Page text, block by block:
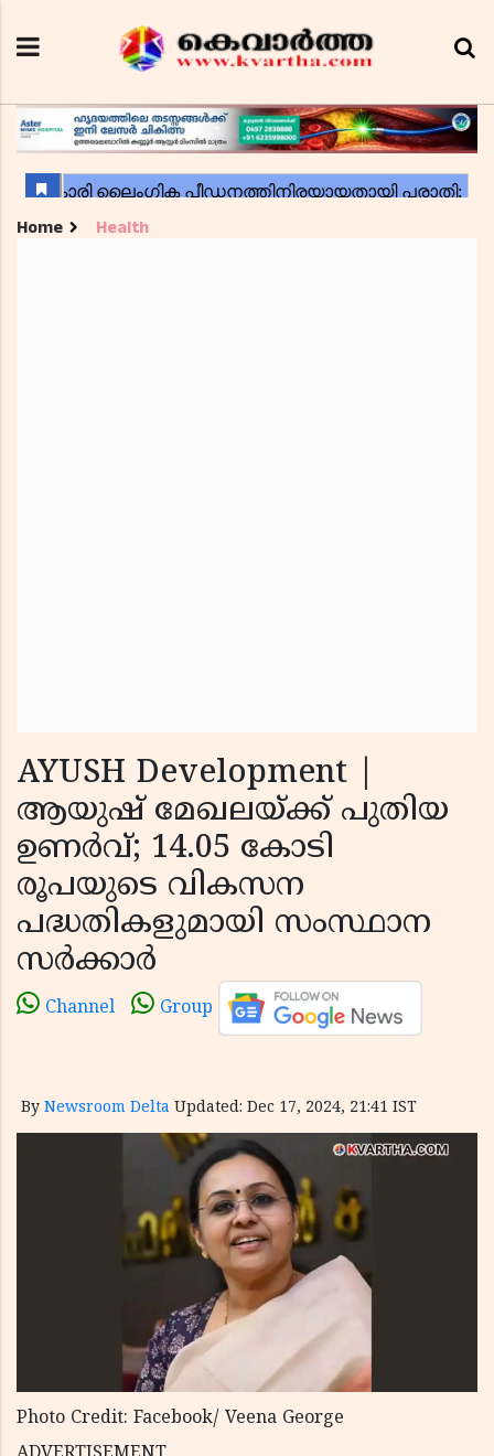
Home Health
AYUSH Development |
ആയുഷ് മേഖലയ്ക്ക് പുതിയ
ഉണർവ്; 14.05 കോടി
രൂപയുടെ വികസന
പദ്ധതികളുമായി സംസ്ഥാന
സർക്കാർ
Channel Group
By Newsroom Delta Updated: Dec 17, 2024, 21:41 IST
Photo Credit: Facebook/ Veena George